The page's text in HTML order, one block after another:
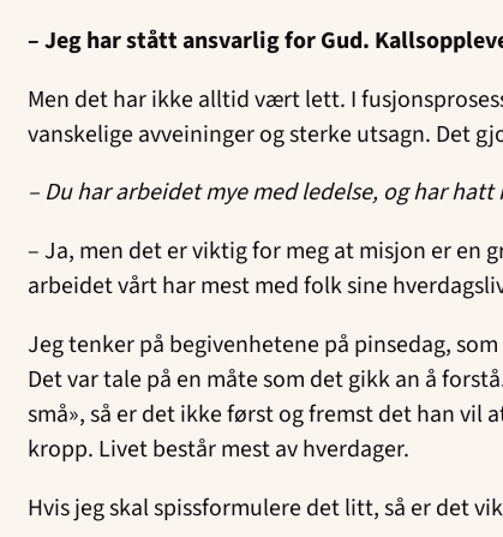
– Jeg har stått ansvarlig for Gud.
Men det har ikke alltid vært lett. I
vanskelige avveininger og sterke utsagn. Det
– Du har arbeidet mye med ledelse, og har
– Ja, men det er viktig for meg at misjon er en
arbeidet vårt har mest med folk sine
Jeg tenker på begivenhetene på pinsedag,
Det var tale på en måte som det gikk an å
små», så er det ikke først og fremst det han vil
kropp. Livet består mest av hverdager.
Hvis jeg skal spissformulere det litt, så er det